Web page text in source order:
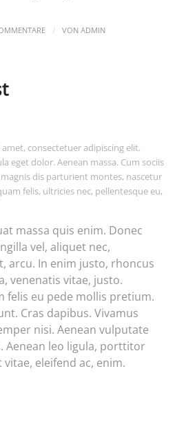
/ VON ADMIN
consectetuer adipiscing elit.
eget dolor. Aenean massa. Cum sociis
dis parturient montes, nascetur
felis, ultricies nec, pellentesque eu,
massa quis enim. Donec
vel, aliquet nec,
arcu. In enim justo, rhoncus
venenatis vitae, justo.
felis eu pede mollis pretium.
Cras dapibus. Vivamus
nisi. Aenean vulputate
Aenean leo ligula, porttitor
vitae, eleifend ac, enim.